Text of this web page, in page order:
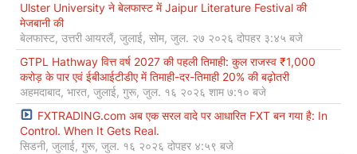
Ulster University ने बेलफास्ट में Jaipur Literature Festival की
मेजबानी की
बेलफास्ट, उत्तरी आयरलैं, जुलाई, सोम, जुल. २७ २०२६ दोपहर ३:४५ बजे
GTPL Hathway वित्त वर्ष 2027 की पहली तिमाही: कुल राजस्व ₹1,000
करोड़ के पार एवं ईबीआईटीडीए में तिमाही-दर-तिमाही 20% की बढ़ोतरी
अहमदाबाद, भारत, जुलाई, गुरू, जुल. १६ २०२६ शाम ७:१० बजे
FXTRADING.com अब एक सरल वादे पर आधारित FXT बन गया है: In
Control. When It Gets Real.
सिडनी, जुलाई, गुरू, जुल. १६ २०२६ दोपहर ४:५९ बजे